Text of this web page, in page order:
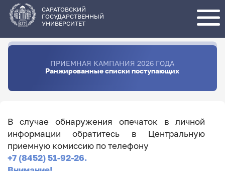
основному
содержанию
САРАТОВСКИЙ
ГОСУДАРСТВЕННЫЙ
УНИВЕРСИТЕТ
ПРИЕМНАЯ КАМПАНИЯ 2026 ГОДА
Ранжированные списки поступающих
В случае обнаружения опечаток в личной
информации обратитесь в Центральную
приемную комиссию по телефону
+7 (8452) 51-92-26.